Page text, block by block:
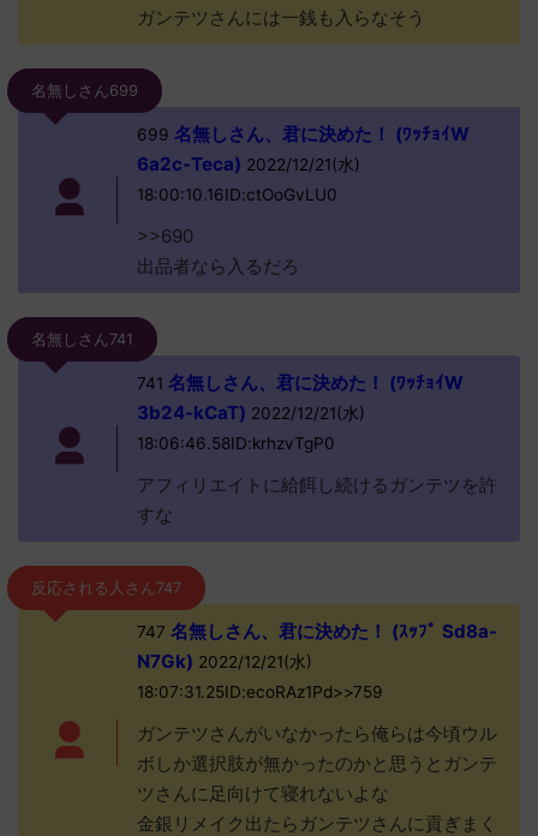
ガンテツさんには一銭も入らなそう
名無しさん699
699 名無しさん、君に決めた！ (ﾜｯﾁｮｲW
6a2c-Teca) 2022/12/21(水)
18:00:10.16ID:ctOoGvLU0
>>690
出品者なら入るだろ
名無しさん741
741 名無しさん、君に決めた！ (ﾜｯﾁｮｲW
3b24-kCaT) 2022/12/21(水)
18:06:46.58ID:krhzvTgP0
アフィリエイトに給餌し続けるガンテツを許
すな
反応される人さん747
747 名無しさん、君に決めた！ (ｽｯﾌﾟ Sd8a-
N7Gk) 2022/12/21(水)
18:07:31.25ID:ecoRAz1Pd>>759
ガンテツさんがいなかったら俺らは今頃ウル
ボしか選択肢が無かったのかと思うとガンテ
ツさんに足向けて寝れないよな
金銀リメイク出たらガンテツさんに貢ぎまく